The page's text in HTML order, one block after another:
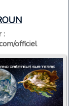
:
officiel